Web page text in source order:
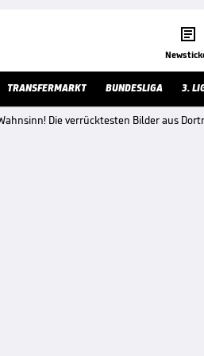

TRANSFERMARKT BUNDESLIGA 3.
Die verrücktesten Bilder aus